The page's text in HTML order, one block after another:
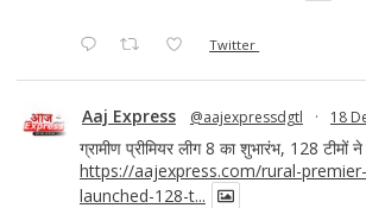
Twitter
Aaj Express @aajexpressdgtl · 18
ग्रामीण प्रीमियर लीग 8 का शुभारंभ, 128 टीमों ने
https://aajexpress.com/rural-
launched-128-t...